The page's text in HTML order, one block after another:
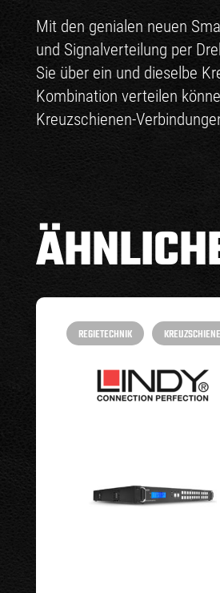
Mit den genialen neuen
und Signalverteilung per
Sie über ein und dieselbe
Kombination verteilen
Kreuzschienen-
REGIETECHNIK